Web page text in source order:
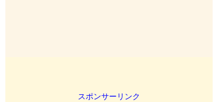
スポンサーリンク